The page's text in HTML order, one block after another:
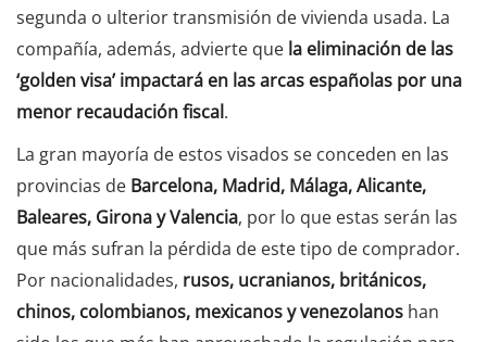
segunda o ulterior transmisión de vivienda usada. La
compañía, además, advierte que la eliminación de las
‘golden visa’ impactará en las arcas españolas por una
menor recaudación fiscal.
La gran mayoría de estos visados se conceden en las
provincias de Barcelona, Madrid, Málaga, Alicante,
Baleares, Girona y Valencia, por lo que estas serán las
que más sufran la pérdida de este tipo de comprador.
Por nacionalidades, rusos, ucranianos, británicos,
chinos, colombianos, mexicanos y venezolanos han